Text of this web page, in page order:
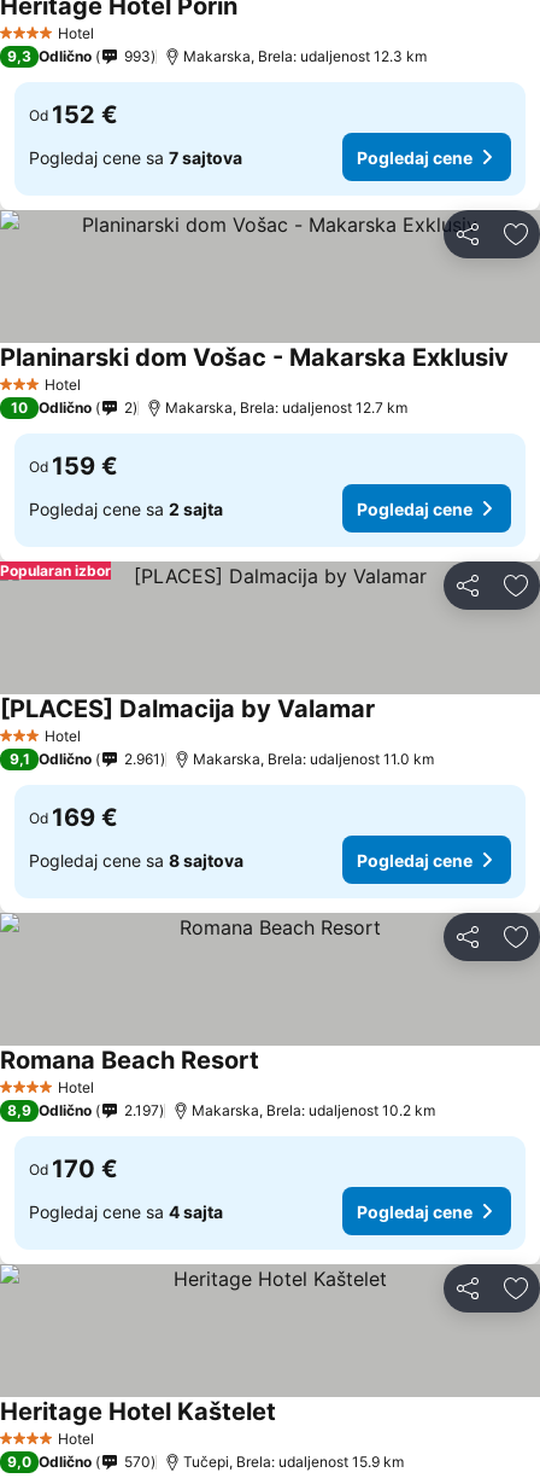
4 ZvezdiceHotel
Heritage Hotel PorinPogledaj cene
9,3 Odlično 993 Makarska, Brela: udaljenost 12.3 km
Od 152 €
Pogledaj cene sa 7 sajtova Pogledaj cene
Deli
3 Zvezdice
Hotel
Planinarski dom Vošac - Makarska Exklusiv
10 Odlično 2 Makarska, Brela: udaljenost 12.7 km
Od 159 €
Pogledaj cene sa 2 sajta Pogledaj cene
Deli
Popularan izbor
3 Zvezdice
Hotel
[PLACES] Dalmacija by Valamar
9,1 Odlično 2.961 Makarska, Brela: udaljenost 11.0 km
Od 169 €
Pogledaj cene sa 8 sajtova Pogledaj cene
Deli
4 ZvezdiceHotel
Romana Beach Resort
8,9 Odlično 2.197 Makarska, Brela: udaljenost 10.2 km
Od 170 €
Pogledaj cene sa 4 sajta Pogledaj cene
Deli
4 ZvezdiceHotel
Heritage Hotel Kaštelet
9,0 Odlično 570 Tučepi, Brela: udaljenost 15.9 km